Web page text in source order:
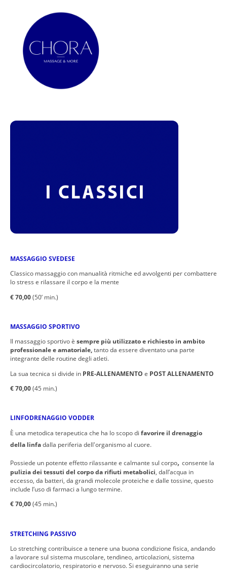
MASSAGGIO SVEDESE
Classico massaggio con manualità ritmiche ed avvolgenti per combattere
lo stress e rilassare il corpo e la mente
€ 70,00(50’ min.)
MASSAGGIO SPORTIVO
Il massaggio sportivo è sempre più utilizzato e richiesto in ambito
professionale e amatoriale,tanto da essere diventato una parte
integrante delle routine degli atleti.
La sua tecnica si divide in PRE-ALLENAMENTO e POST ALLENAMENTO
€ 70,00(45 min.)
LINFODRENAGGIO VODDER
È una metodica terapeutica che ha lo scopo di favorire il drenaggio
della linfadalla periferia dell'organismo al cuore.
Possiede un potente effetto rilassante e calmante sul corpo, consente la
pulizia dei tessuti del corpo da rifiuti metabolici, dall’acqua in
eccesso, da batteri, da grandi molecole proteiche e dalle tossine, questo
include l’uso di farmaci a lungo termine.
€ 70,00(45 min.)
STRETCHING PASSIVO
Lo stretching contribuisce a tenere una buona condizione fisica, andando
a lavorare sul sistema muscolare, tendineo, articolazioni, sistema
cardiocircolatorio, respiratorio e nervoso. Si eseguiranno una serie